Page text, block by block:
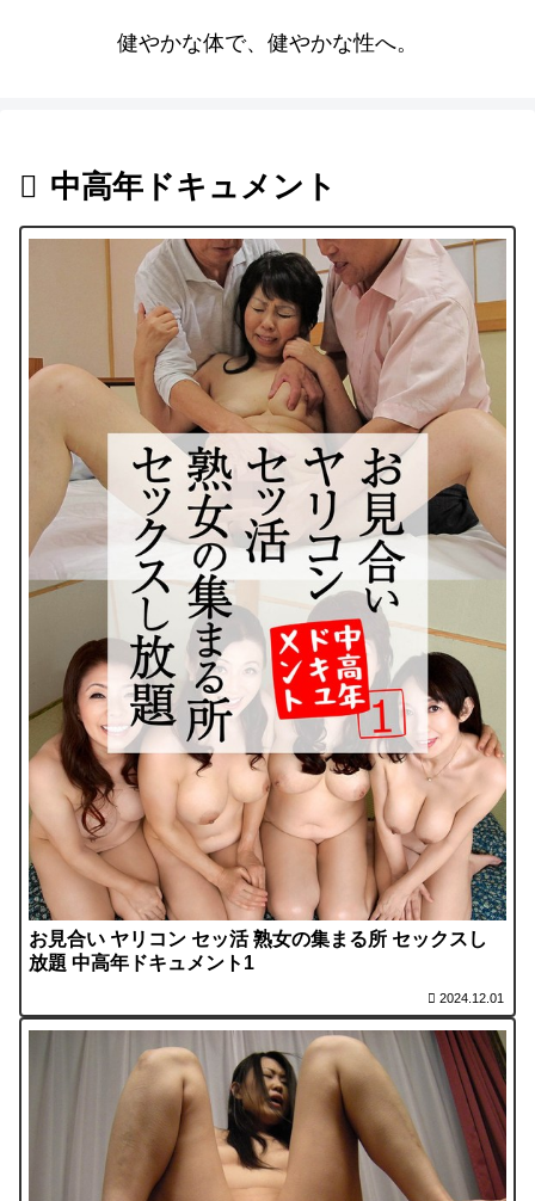
健やかな体で、健やかな性へ。
中高年ドキュメント
お見合い ヤリコン セッ活 熟女の集まる所 セックスし
放題 中高年ドキュメント1
2024.12.01